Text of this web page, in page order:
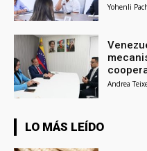
Yohenli
Andrea
LO MÁS LEÍDO